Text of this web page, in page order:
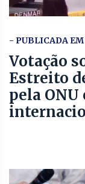
- PUBLICADA
Votação
Estreito
pela